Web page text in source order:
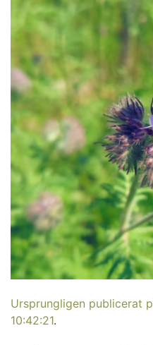
Ursprungligen publicerat
10:42:21.